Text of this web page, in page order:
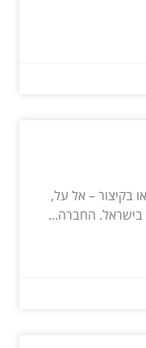
בקיצור – אל על,
בישראל. החברה...